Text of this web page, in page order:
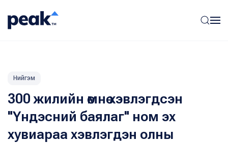
Нийгэм
300 жилийн өмнө хэвлэгдсэн
"Үндэсний баялаг" ном эх
хувиараа хэвлэгдэн олны